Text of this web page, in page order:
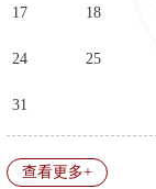
17 18
24 25
31
查看更多+